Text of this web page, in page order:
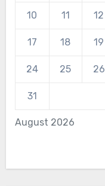
August 2026
10 11 12
17 18 19
24 25 26
31